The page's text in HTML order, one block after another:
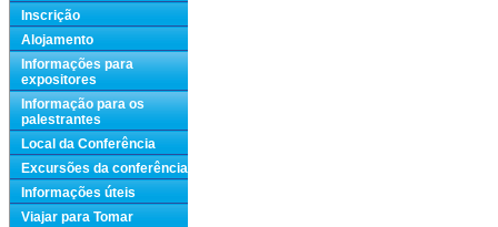
Inscrição
Alojamento
Informações para
expositores
Informação para os
palestrantes
Local da Conferência
Excursões da conferência
Informações úteis
Viajar para Tomar